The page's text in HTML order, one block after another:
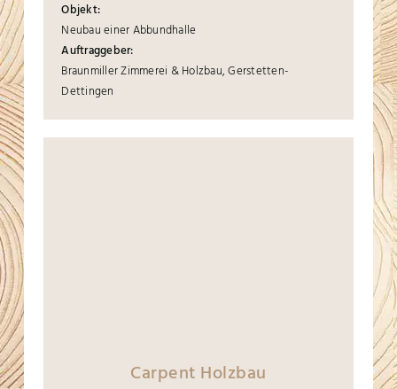
Objekt:
Neubau einer Abbundhalle
Auftraggeber:
Braunmiller Zimmerei & Holzbau, Gerstetten-
Dettingen
Carpent Holzbau